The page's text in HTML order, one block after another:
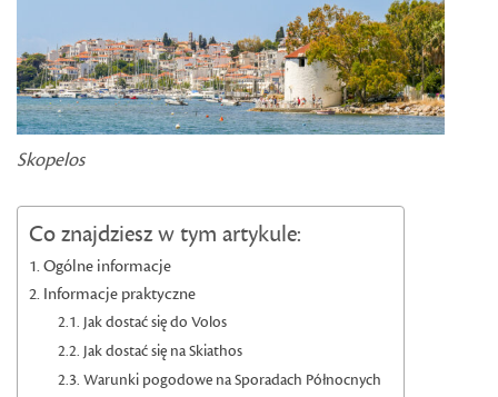
Skopelos
Co znajdziesz w tym artykule:
Ogólne informacje
Informacje praktyczne
Jak dostać się do Volos
Jak dostać się na Skiathos
Warunki pogodowe na Sporadach Północnych